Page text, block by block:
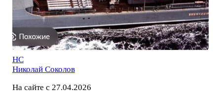
НС
Николай Соколов
На сайте с 27.04.2026